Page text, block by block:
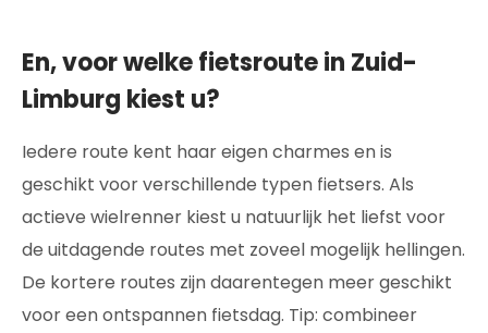
En, voor welke fietsroute in Zuid-
Limburg kiest u?
Iedere route kent haar eigen charmes en is
geschikt voor verschillende typen fietsers. Als
actieve wielrenner kiest u natuurlijk het liefst voor
de uitdagende routes met zoveel mogelijk hellingen.
De kortere routes zijn daarentegen meer geschikt
voor een ontspannen fietsdag. Tip: combineer